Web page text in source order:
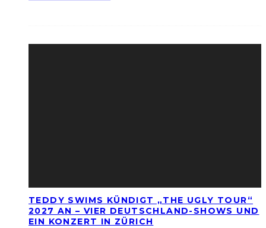
TEDDY SWIMS KÜNDIGT „THE UGLY TOUR“
2027 AN – VIER DEUTSCHLAND-SHOWS UND
EIN KONZERT IN ZÜRICH